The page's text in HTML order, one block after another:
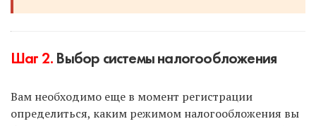
проставить коды с запасом.
деятельности, а данного кода при
регистрации не было проставлено, то вы
Шаг 2. Выбор системы налогообложения
Вам необходимо еще в момент регистрации
определиться, каким режимом налогообложения вы